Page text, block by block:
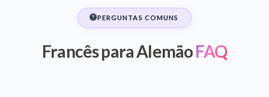
PERGUNTAS COMUNS
Francês para AlemãoFAQ